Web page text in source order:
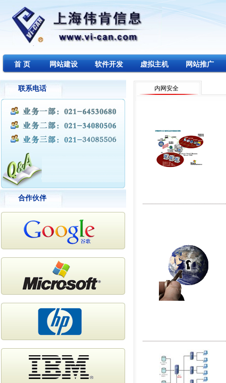
首 页 网站建设 软件开发 虚拟主机 网站推广
联系电话
合作伙伴
内网安全